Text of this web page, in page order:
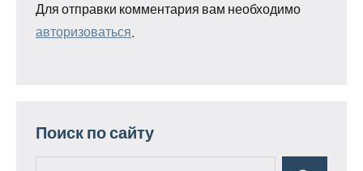
Для отправки комментария вам необходимо
авторизоваться
Поиск по сайту